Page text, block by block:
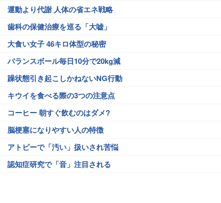
運動より代謝 人体の省エネ戦略
歯科の保健治療を巡る「大嘘」
大食い女子 46キロ体型の秘密
バランスボール毎日10分で20kg減
躁状態引き起こしかねないNG行動
キウイを食べる際の3つの注意点
コーヒー 朝すぐ飲むのはダメ?
脳梗塞になりやすい人の特徴
アトピーで「汚い」扱いされ苦悩
認知症研究で「音」注目される